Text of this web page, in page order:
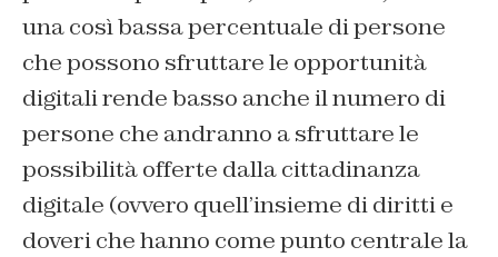
una così bassa percentuale di persone
che possono sfruttare le opportunità
digitali rende basso anche il numero di
persone che andranno a sfruttare le
possibilità offerte dalla cittadinanza
digitale (ovvero quell’insieme di diritti e
doveri che hanno come punto centrale la